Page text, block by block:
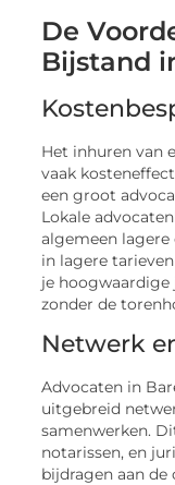
De
Bijstand
Het inhuren van
vaak
een groot
Lokale
algemeen lagere
in lagere
je
zonder de
Netwerk
Advocaten in
uitgebreid
samenwerken.
notarissen, en
bijdragen aan